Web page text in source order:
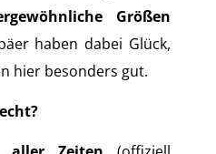
Größen
haben dabei Glück,
hier besonders gut.